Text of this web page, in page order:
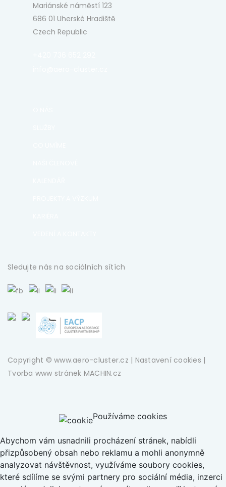
Mariánské náměstí 123
686 01 Uherské Hradiště
Czech Republic
Sledujte nás na sociálních sítích
Copyright © www.aero-cluster.cz | Nastavení cookies |
Tvorba www stránek MACHIN.cz
Používáme cookies
Abychom vám usnadnili procházení stránek, nabídli
přizpůsobený obsah nebo reklamu a mohli anonymně
analyzovat návštěvnost, využíváme soubory cookies,
které sdílíme se svými partnery pro sociální média, inzerci